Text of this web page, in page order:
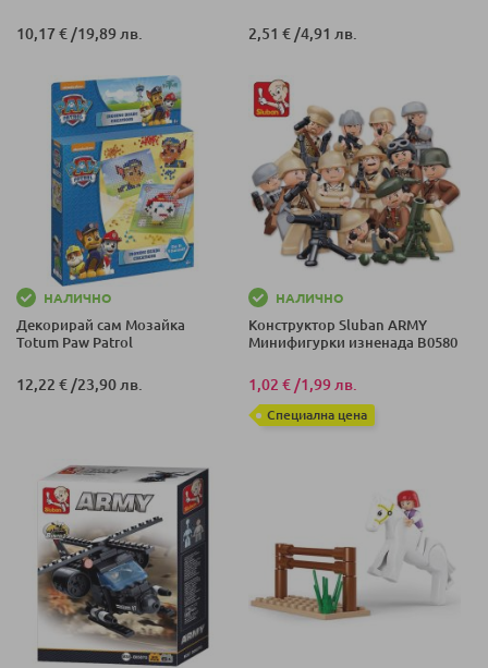
10,17 € /19,89 лв. 2,51 € /4,91 лв.
НАЛИЧНО
Декорирай сам Мозайка
Totum Paw Patrol
12,22 €/23,90 лв.
НАЛИЧНО
Конструктор Sluban ARMY
Минифигурки изненада B0580
1,02 €/1,99 лв.
Специална цена